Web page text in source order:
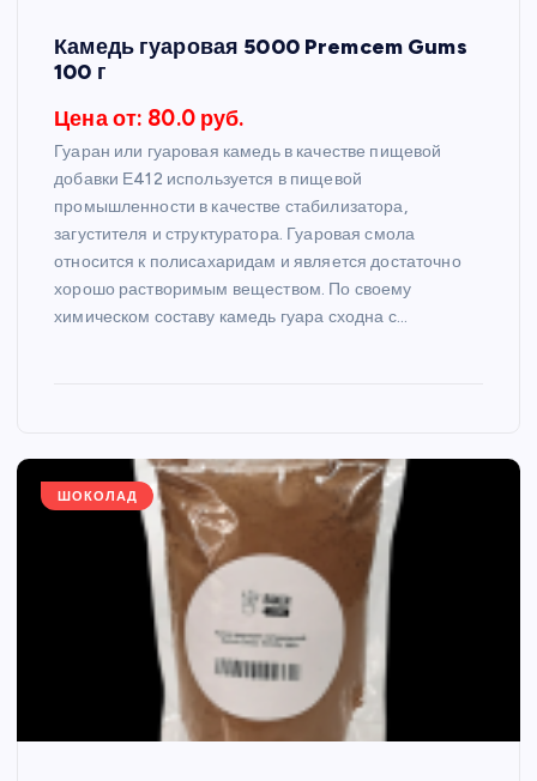
Камедь гуаровая 5000 Premcem Gums
100 г
Цена от: 80.0 руб.
Гуаран или гуаровая камедь в качестве пищевой
добавки Е412 используется в пищевой
промышленности в качестве стабилизатора,
загустителя и структуратора. Гуаровая смола
относится к полисахаридам и является достаточно
хорошо растворимым веществом. По своему
химическом составу камедь гуара сходна с…
ШОКОЛАД